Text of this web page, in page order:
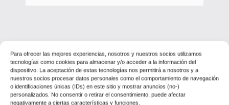
Para ofrecer las mejores experiencias, nosotros y nuestros socios utilizamos
tecnologías como cookies para almacenar y/o acceder a la información del
dispositivo. La aceptación de estas tecnologías nos permitirá a nosotros y a
nuestros socios procesar datos personales como el comportamiento de navegación
o identificaciones únicas (IDs) en este sitio y mostrar anuncios (no-)
personalizados. No consentir o retirar el consentimiento, puede afectar
negativamente a ciertas características y funciones.